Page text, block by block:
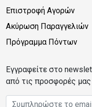
Επιστροφή Αγορών
Ακύρωση Παραγγελιών
Πρόγραμμα Πόντων
Εγγραφείτε στο
από τις προσφορές μας
Email address